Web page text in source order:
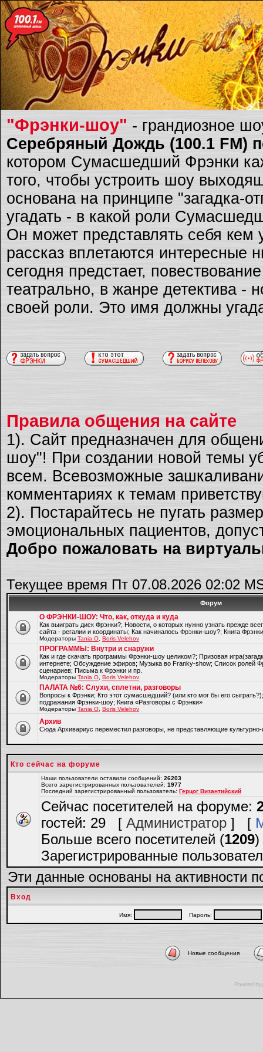
"Фрэнки-шоу" - грандиозное
Серебряный Дождь (100.1 FM)
котором Сумасшедший Фрэнки
того, чтобы устроить шоу
основана на принципе "загадка-
угадать - в какой роли
Он может представлять себя
рассказ вплетаются интересные
сегодня предстает,
театрально, в жанре детектива -
своей роли. Это имя должны
Правила общения на сайте
1). Сайт предназначен для
шоу"! При создании новой темы
всем. Всевозможные
комментариях к темам
2). Постарайтесь не пугать
эмоциональных пациентов,
Добро пожаловать на
Текущее время Пт 07.08.2026 02:02
Форум
О ФРЭНКИ-ШОУ: Что, как, откуда и куда
Как выиграть диск Фрэнки?; Новости, о которых нужно узнать прежде
сайта - регалии и координаты; Как начиналось Фрэнки-шоу?; Книга
Модераторы Tania O Boris Velehov
ПРОГРАММЫ: Внутри и снаружи
Как и где скачать программы Фрэнки-шоу целиком?; Призовая
интернете; Обсуждение эфиров; Музыка во Franky-show; Список ролей
сценариев; Письма к Фрэнки и пр.
Модераторы Tania O Boris Velehov
ПАЛАТА №6: Слухи, сплетни, разговоры
Вопросы к Фрэнки; Кто этот сумасшедший? (или кто мог бы его
подражания Фрэнки-шоу; Книга «Разговоры с Фрэнки»
Модераторы Tania O Boris Velehov
Архив
Cюда Архивариус переместил разговоры, не представляющие культурно-
Кто сейчас на форуме
Наши пользователи оставили сообщений: 26203
Всего зарегистрированных пользователей: 1977
Последний зарегистрированный пользователь: Герцог Византийский
Сейчас посетителей на форуме:
гостей: 29 [ Администратор ] [
Больше всего посетителей (1209)
Зарегистрированные
Эти данные основаны на активности
Вход
Имя: Пароль:
Новые сообщения
Powered by